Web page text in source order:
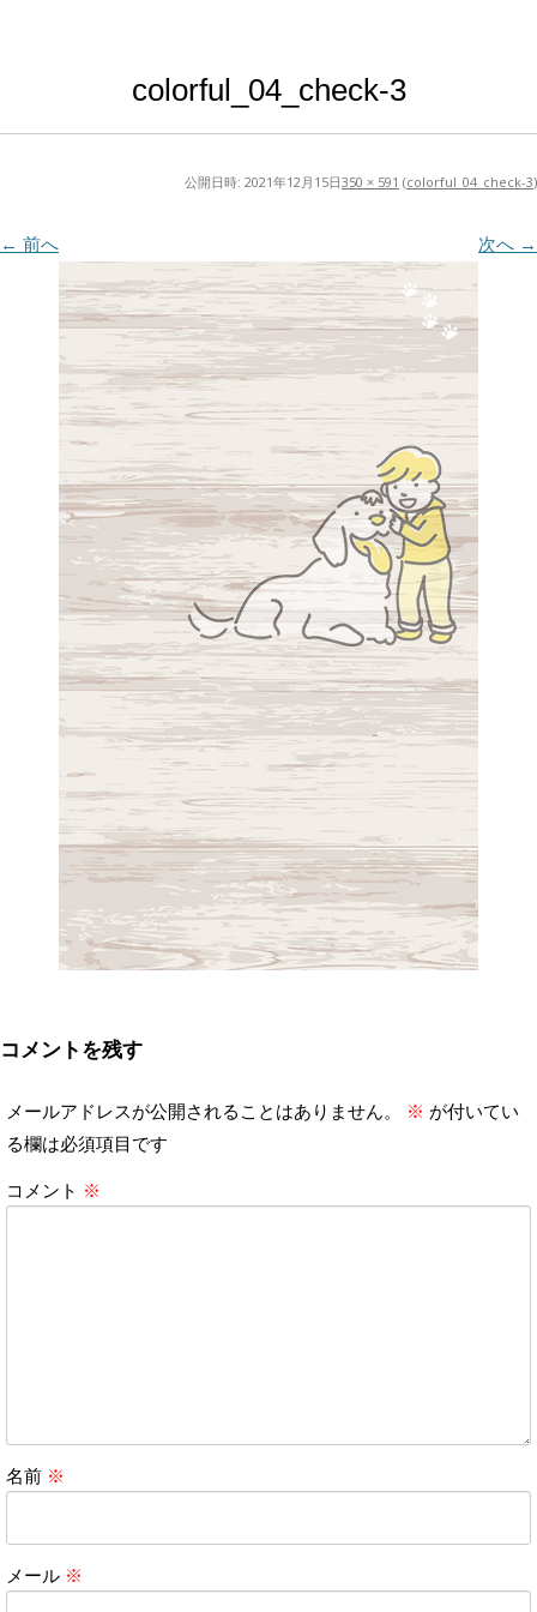
colorful_04_check-3
公開日時: 2021年12月15日350 × 591 (colorful_04_check-3)
← 前へ 次へ →
コメントを残す
メールアドレスが公開されることはありません。 ※ が付いてい
る欄は必須項目です
コメント ※
名前 ※
メール ※